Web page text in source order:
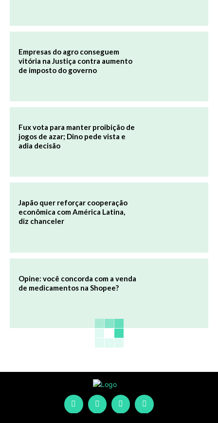
Empresas do agro conseguem
vitória na Justiça contra aumento
de imposto do governo
Fux vota para manter proibição de
jogos de azar; Dino pede vista e
adia decisão
Japão quer reforçar cooperação
econômica com América Latina,
diz chanceler
Opine: você concorda com a venda
de medicamentos na Shopee?